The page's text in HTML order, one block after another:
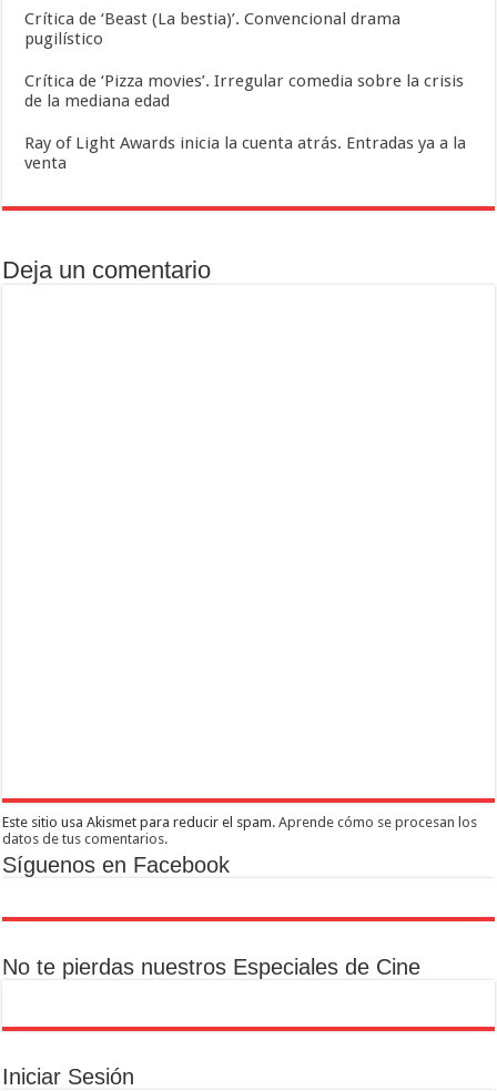
Crítica de ‘Beast (La bestia)’. Convencional drama
pugilístico
Crítica de ‘Pizza movies’. Irregular comedia sobre la crisis
de la mediana edad
Ray of Light Awards inicia la cuenta atrás. Entradas ya a la
venta
Deja un comentario
Este sitio usa Akismet para reducir el spam.Aprende cómo se procesan los
datos de tus comentarios.
Síguenos en Facebook
No te pierdas nuestros Especiales de Cine
Iniciar Sesión